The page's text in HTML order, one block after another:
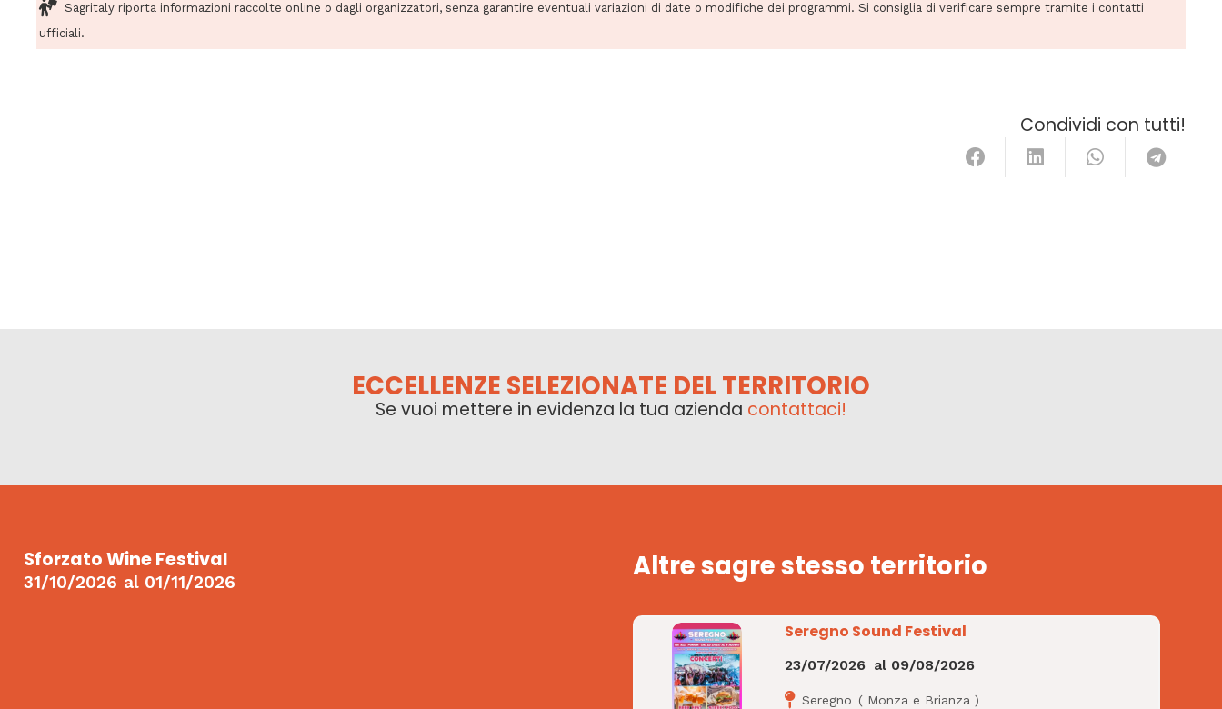
Sagritaly riporta informazioni raccolte online o dagli organizzatori, senza garantire eventuali variazioni di date o modifiche dei programmi. Si consiglia di verificare sempre tramite i contatti
ufficiali.
Condividi con tutti!
ECCELLENZE SELEZIONATE DEL TERRITORIO
Se vuoi mettere in evidenza la tua azienda contattaci!
Sforzato Wine Festival
31/10/2026 al 01/11/2026 Altre sagre stesso territorio
Seregno Sound Festival
23/07/2026 al 09/08/2026
Seregno ( Monza e Brianza )